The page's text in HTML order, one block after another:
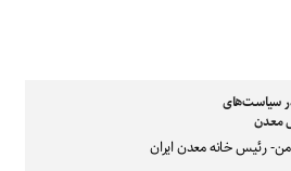
سیاست‌های
معدن
رئیس خانه معدن ایران